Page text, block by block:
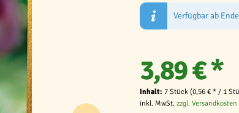
Verfügbar ab
3,89 € *
Inhalt: 7 Stück (0,56 € * / 1
inkl. MwSt. zzgl. Versandkosten